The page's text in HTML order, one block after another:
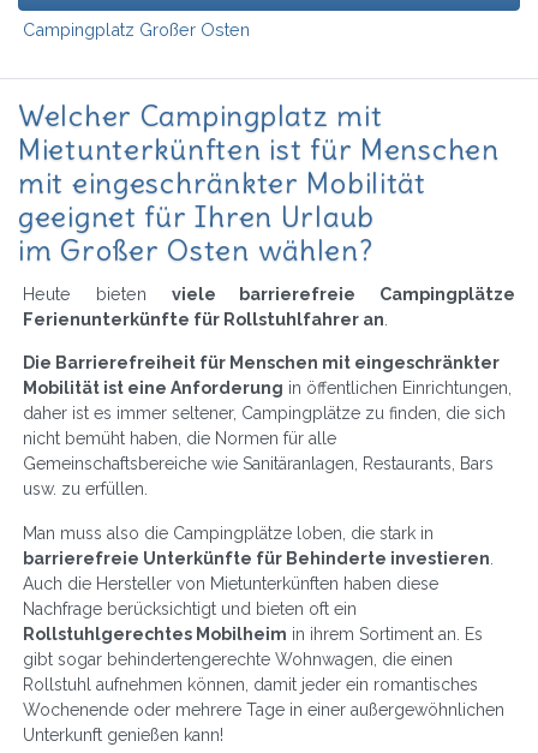
Campingplatz Großer Osten
Welcher Campingplatz mit
Mietunterkünften ist für Menschen
mit eingeschränkter Mobilität
geeignet für Ihren Urlaub
im Großer Osten wählen?
Heute bieten viele barrierefreie Campingplätze
Ferienunterkünfte für Rollstuhlfahrer an
Die Barrierefreiheit für Menschen mit eingeschränkter
Mobilität ist eine Anforderung in öffentlichen Einrichtungen,
daher ist es immer seltener, Campingplätze zu finden, die sich
nicht bemüht haben, die Normen für alle
Gemeinschaftsbereiche wie Sanitäranlagen, Restaurants, Bars
usw. zu erfüllen.
Man muss also die Campingplätze loben, die stark in
barrierefreie Unterkünfte für Behinderte investieren
Auch die Hersteller von Mietunterkünften haben diese
Nachfrage berücksichtigt und bieten oft ein
Rollstuhlgerechtes Mobilheim in ihrem Sortiment an. Es
gibt sogar behindertengerechte Wohnwagen, die einen
Rollstuhl aufnehmen können, damit jeder ein romantisches
Wochenende oder mehrere Tage in einer außergewöhnlichen
Unterkunft genießen kann!